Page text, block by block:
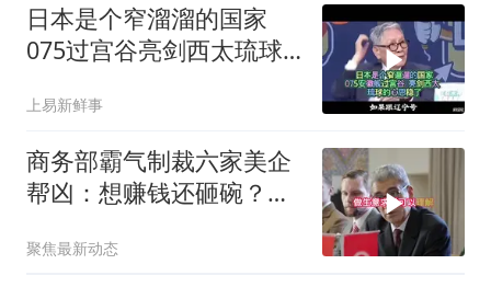
日本是个窄溜溜的国家
075过宫谷亮剑西太琉球
上易新鲜事
商务部霸气制裁六家美企
帮凶：想赚钱还砸碗？没
聚焦最新动态